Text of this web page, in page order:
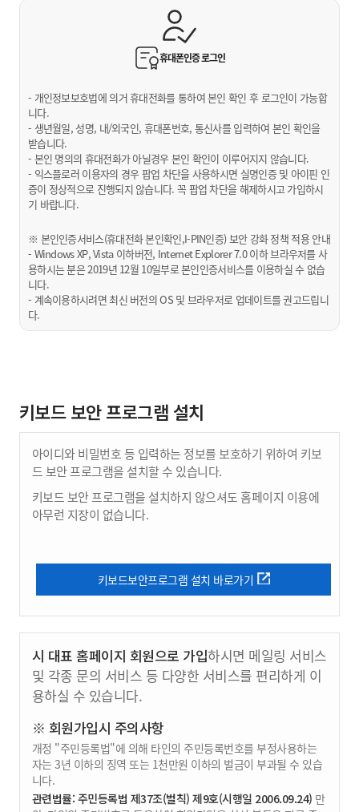
휴대폰인증로그인
- 개인정보보호법에 의거 휴대전화를 통하여 본인 확인 후 로그인이 가능합
니다.
- 생년월일, 성명, 내/외국인, 휴대폰번호, 통신사를 입력하여 본인 확인을
받습니다.
- 본인 명의의 휴대전화가 아닐경우 본인 확인이 이루어지지 않습니다.
- 익스플로러 이용자의 경우 팝업 차단을 사용하시면 실명인증 및 아이핀 인
증이 정상적으로 진행되지 않습니다. 꼭 팝업 차단을 해제하시고 가입하시
기 바랍니다.
※ 본인인증서비스(휴대전화 본인확인,I-PIN인증) 보안 강화 정책 적용 안내
- Windows XP, Vista 이하버전, Internet Explorer 7.0 이하 브라우저를 사
용하시는 분은 2019년 12월 10일부로 본인인증서비스를 이용하실 수 없습
니다.
- 계속이용하시려면 최신 버전의 OS 및 브라우저로 업데이트를 권고드립니
다.
키보드 보안 프로그램 설치
아이디와 비밀번호 등 입력하는 정보를 보호하기 위하여 키보
드 보안 프로그램을 설치할 수 있습니다.
키보드 보안 프로그램을 설치하지 않으셔도 홈페이지 이용에
아무런 지장이 없습니다.
키보드보안프로그램 설치 바로가기
시 대표 홈페이지 회원으로 가입하시면 메일링 서비스
및 각종 문의 서비스 등 다양한 서비스를 편리하게 이
용하실 수 있습니다.
※ 회원가입시 주의사항
개정 "주민등록법"에 의해 타인의 주민등록번호를 부정사용하는
자는 3년 이하의 징역 또는 1천만원 이하의 벌금이 부과될 수 있습
니다.
관련법률: 주민등록법 제37조(벌칙) 제9호(시행일 2006.09.24) 만